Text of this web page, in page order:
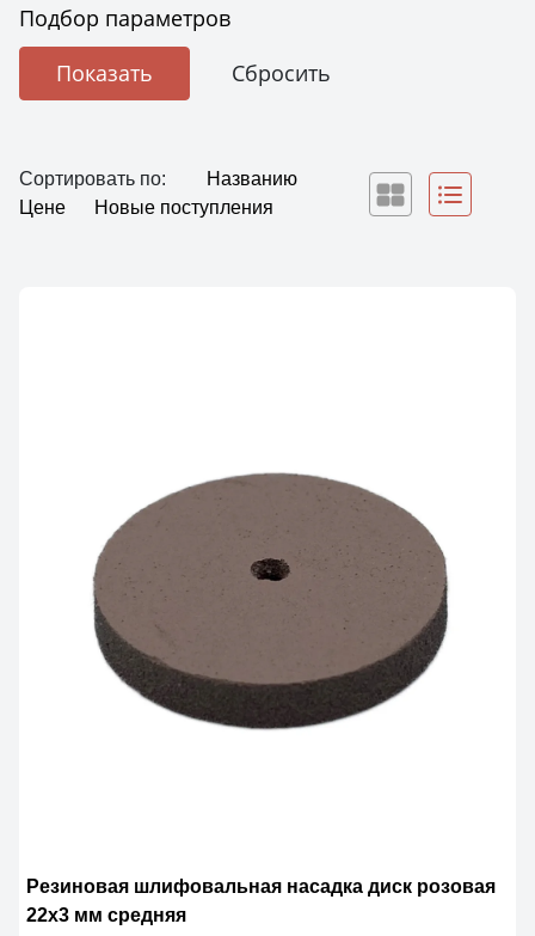
Подбор параметров
Сортировать по:
Названию
Цене
Новые поступления
Резиновая шлифовальная насадка диск розовая
22х3 мм средняя